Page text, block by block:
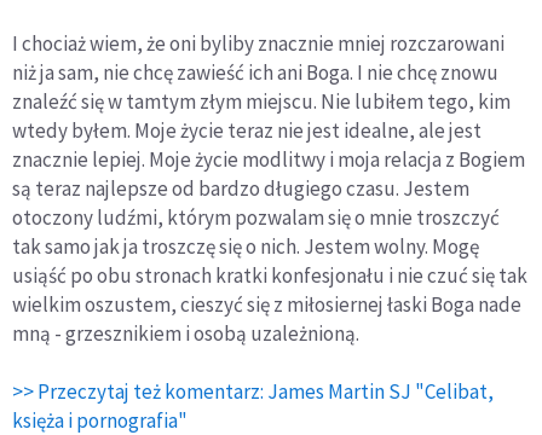
I chociaż wiem, że oni byliby znacznie mniej rozczarowani
niż ja sam, nie chcę zawieść ich ani Boga. I nie chcę znowu
znaleźć się w tamtym złym miejscu. Nie lubiłem tego, kim
wtedy byłem. Moje życie teraz nie jest idealne, ale jest
znacznie lepiej. Moje życie modlitwy i moja relacja z Bogiem
są teraz najlepsze od bardzo długiego czasu. Jestem
otoczony ludźmi, którym pozwalam się o mnie troszczyć
tak samo jak ja troszczę się o nich. Jestem wolny. Mogę
usiąść po obu stronach kratki konfesjonału i nie czuć się tak
wielkim oszustem, cieszyć się z miłosiernej łaski Boga nade
mną - grzesznikiem i osobą uzależnioną.
>> Przeczytaj też komentarz: James Martin SJ "Celibat,
księża i pornografia"